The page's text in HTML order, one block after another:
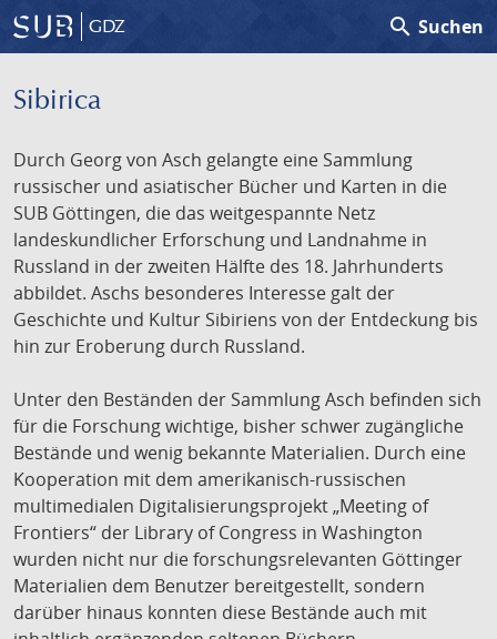
GDZ search Suchen
Sibirica
Durch Georg von Asch gelangte eine Sammlung
russischer und asiatischer Bücher und Karten in die
SUB Göttingen, die das weitgespannte Netz
landeskundlicher Erforschung und Landnahme in
Russland in der zweiten Hälfte des 18. Jahrhunderts
abbildet. Aschs besonderes Interesse galt der
Geschichte und Kultur Sibiriens von der Entdeckung bis
hin zur Eroberung durch Russland.
Unter den Beständen der Sammlung Asch befinden sich
für die Forschung wichtige, bisher schwer zugängliche
Bestände und wenig bekannte Materialien. Durch eine
Kooperation mit dem amerikanisch-russischen
multimedialen Digitalisierungsprojekt „Meeting of
Frontiers“ der Library of Congress in Washington
wurden nicht nur die forschungsrelevanten Göttinger
Materialien dem Benutzer bereitgestellt, sondern
darüber hinaus konnten diese Bestände auch mit